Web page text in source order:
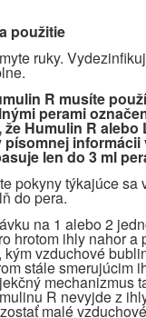
použitie
ruky.
R musíte
perami
že Humulin R alebo
písomnej informácii
len do 3 ml
pokyny týkajúce sa
do pera.
na 1 alebo 2
hrotom ihly nahor a
kým vzduchové
stále smerujúcim
mechanizmus
R nevyjde z
malé